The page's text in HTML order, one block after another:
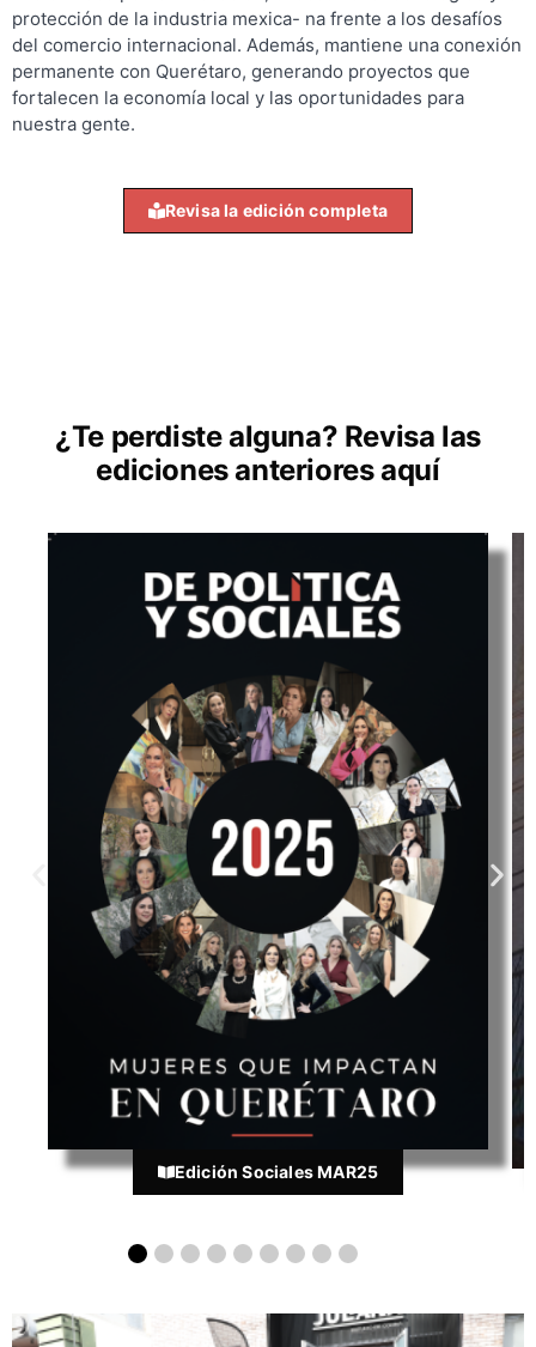
protección de la industria mexica- na frente a los desafíos
del comercio internacional. Además, mantiene una conexión
permanente con Querétaro, generando proyectos que
fortalecen la economía local y las oportunidades para
nuestra gente.
Revisa la edición completa
¿Te perdiste alguna? Revisa las
ediciones anteriores aquí
Edición Política